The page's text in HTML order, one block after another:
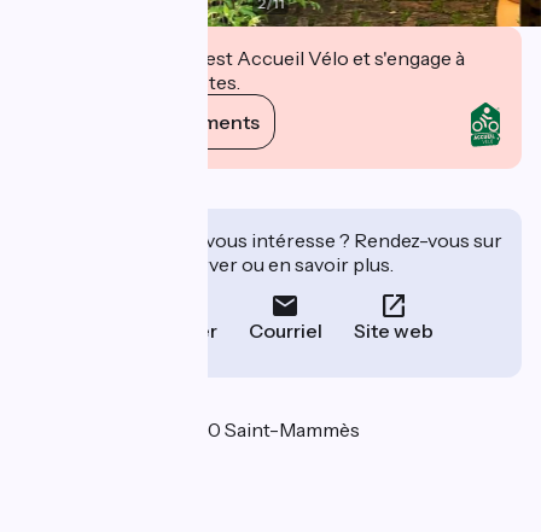
Cet établissement est Accueil Vélo et s'engage à
accueillir des cyclistes.
Voir ses engagements
Cet établissement vous intéresse ? Rendez-vous sur
leur site pour réserver ou en savoir plus.
Téléphoner Courriel Site web
41 quai de Seine 77670 Saint-Mammès